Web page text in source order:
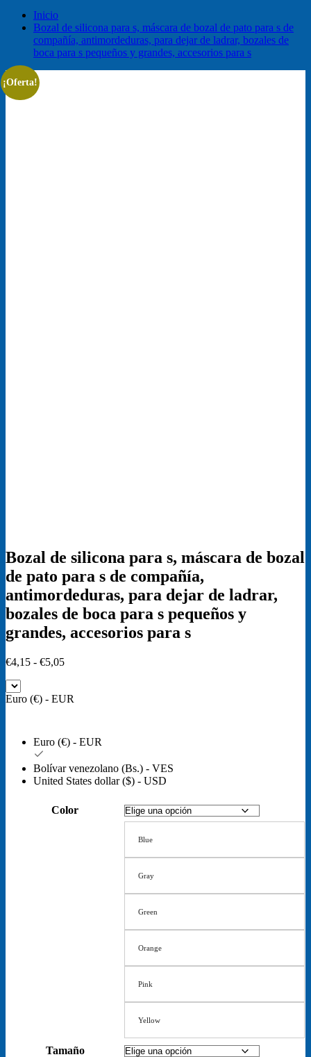
Inicio
Bozal de silicona para s, máscara de bozal de pato para s de
compañía, antimordeduras, para dejar de ladrar, bozales de
boca para s pequeños y grandes, accesorios para s
¡Oferta!
Bozal de silicona para s, máscara de bozal
de pato para s de compañía,
antimordeduras, para dejar de ladrar,
bozales de boca para s pequeños y
grandes, accesorios para s
€4,15 - €5,05Rango
desde
€5,05
Euro (€) - EUR
Euro (€) - EUR
Bolívar venezolano (Bs.) - VES
United States dollar ($) - USD
Color
Blue
Gray
Green
Orange
Pink
Yellow
Tamaño